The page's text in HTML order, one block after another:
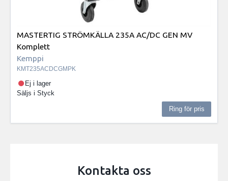
MASTERTIG STRÖMKÄLLA 235A AC/DC GEN MV
Komplett
Kemppi
KMT235ACDCGMPK
Ej i lager
Säljs i Styck
Ring för pris
Kontakta oss